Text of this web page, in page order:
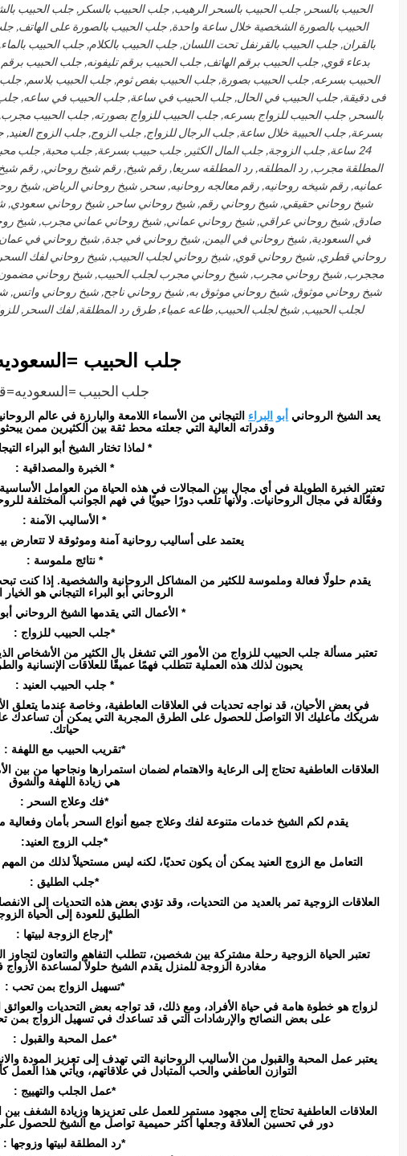
الحبيب بالسحر, جلب الحبيب بالسحر الرهيب, جلب الحبيب بالسكر, جلب الحبيب
الحبيب بالصورة الشخصية خلال ساعة واحدة, جلب الحبيب بالصورة على الهاتف,
بالقران, جلب الحبيب بالقرنفل تحت اللسان, جلب الحبيب بالكلام, جلب الحبيب
بدعاء قوي, جلب الحبيب برقم الهاتف, جلب الحبيب برقم تليفونه, جلب الحبيب
الحبيب بسرعه, جلب الحبيب بصورة, جلب الحبيب بفص ثوم, جلب الحبيب بلاسم,
فى دقيقة, جلب الحبيب في الحال, جلب الحبيب في ساعة, جلب الحبيب في ساعه, جلب
بالسحر, جلب الحبيب للزواج بسرعه, جلب الحبيب للزواج بصورته, جلب الحبيب
بسرعة, جلب الحبيبة خلال ساعة, جلب الرجال للزواج, جلب الزوج, جلب الزوج
24 ساعة, جلب الزوجة, جلب المال الكثير, جلب حبيب بسرعة, جلب محبة, جلب
المطلقة مجرب, رد المطلقه, رد المطلقه سريعا, رقم شيخ, رقم شيخ روحاني, رقم
عمانيه, رقم شيخه روحانيه, رقم معالجه روحانيه, سحر, شيخ روحاني الرياض, شيخ
شيخ روحاني حقيقي, شيخ روحاني رقم, شيخ روحاني ساحر, شيخ روحاني سعودي,
صادق, شيخ روحاني عراقي, شيخ روحاني عماني, شيخ روحاني عماني مجرب, شيخ
في السعودية, شيخ روحاني في اليمن, شيخ روحاني في جدة, شيخ روحاني في
روحاني قطري, شيخ روحاني قوي, شيخ روحاني لجلب الحبيب, شيخ روحاني لفك
مججرب, شيخ روحاني مجرب, شيخ روحاني مجرب لجلب الحبيب, شيخ روحاني
شيخ روحاني موثوق, شيخ روحاني موثوق به, شيخ روحاني ناجح, شيخ روحاني
لجلب الحبيب, شيخ لجلب الحبيب, طاعه عمياء, طرق رد المطلقة, لفك السحر,
جلب الحبيب
جلب الحبيب
يعد الشيخ الروحاني أبو البراء التيجاني من الأسماء اللامعة والبارزة في عالم
وقدراته العالية التي جعلته محط ثقة بين الكثيرين ممن
* لماذا تختار الشيخ أبو البراء
* الخبرة والمصداقية :
تعتبر الخبرة الطويلة في أي مجال بين المجالات في هذه الحياة من العوامل
وفعّالة في مجال الروحانيات. ولأنها تلعب دورًا حيويًا في فهم الجوانب المختلفة
* الأساليب الآمنة :
يعتمد على أساليب روحانية آمنة وموثوقة لا تتعارض بين
* نتائج ملموسة :
يقدم حلولًا فعالة وملموسة للكثير من المشاكل الروحانية والشخصية. إذا كنت
الروحاني أبو البراء التيجاني هو
* الأعمال التي يقدمها الشيخ الروحاني
*جلب الحبيب للزواج :
تعتبر مسألة جلب الحبيب للزواج من الأمور التي تشغل بال الكثير من الأشخاص
يحبون لذلك هذه العملية تتطلب فهمًا عميقًا للعلاقات الإنسانية
* جلب الحبيب العنيد :
في بعض الأحيان، قد نواجه تحديات في العلاقات العاطفية، وخاصة عندما يتعلق
شريكك ماعليك الا التواصل للحصول على الطرق المجربة التي يمكن أن تساعدك
حياتك.
*تقريب الحبيب مع اللهفة :
العلاقات العاطفية تحتاج إلى الرعاية والاهتمام لضمان استمرارها ونجاحها من بين
هي زيادة اللهفة والشوق
*فك وعلاج السحر :
يقدم لكم الشيخ خدمات متنوعة لفك وعلاج جميع أنواع السحر بأمان
*جلب الزوج العنيد:
التعامل مع الزوج العنيد يمكن أن يكون تحديًا، لكنه ليس مستحيلاً لذلك من المهم
*جلب الطليق :
العلاقات الزوجية تمر بالعديد من التحديات، وقد تؤدي بعض هذه التحديات إلى
الطليق للعودة إلى الحياة
*إرجاع الزوجة لبيتها :
تعتبر الحياة الزوجية رحلة مشتركة بين شخصين، تتطلب التفاهم والتعاون
مغادرة الزوجة للمنزل يقدم الشيخ حلولاً لمساعدة الأزواج
*تسهيل الزواج بمن تحب :
لزواج هو خطوة هامة في حياة الأفراد، ومع ذلك، قد تواجه بعض التحديات
على بعض النصائح والإرشادات التي قد تساعدك في تسهيل الزواج بمن
*عمل المحبة والقبول :
يعتبر عمل المحبة والقبول من الأساليب الروحانية التي تهدف إلى تعزيز المودة
التوازن العاطفي والحب المتبادل في علاقاتهم، ويأتي هذا
*عمل الجلب والتهييج :
العلاقات العاطفية تحتاج إلى مجهود مستمر للعمل على تعزيزها وزيادة الشغف بين
دور في تحسين العلاقة وجعلها أكثر حميمية تواصل مع الشيخ للحصول
*رد المطلقة لبيتها وزوجها :